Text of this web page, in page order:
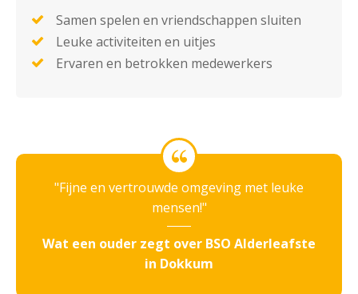
Samen spelen en vriendschappen sluiten
Leuke activiteiten en uitjes
Ervaren en betrokken medewerkers
Fijne en vertrouwde omgeving met leuke
mensen!
Wat een ouder zegt over BSO Alderleafste
in Dokkum